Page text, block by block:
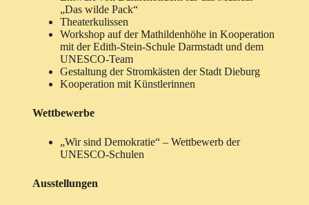
„Das wilde Pack“
Theaterkulissen
Workshop auf der Mathildenhöhe in Kooperation
mit der Edith-Stein-Schule Darmstadt und dem
UNESCO-Team
Gestaltung der Stromkästen der Stadt Dieburg
Kooperation mit Künstlerinnen
Wettbewerbe
„Wir sind Demokratie“ – Wettbewerb der
UNESCO-Schulen
Ausstellungen